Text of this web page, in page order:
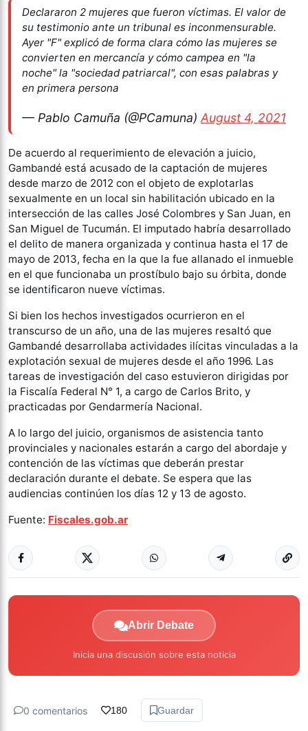
Declararon 2 mujeres que fueron víctimas. El valor de
su testimonio ante un tribunal es inconmensurable.
Ayer "F" explicó de forma clara cómo las mujeres se
convierten en mercancía y cómo campea en "la
noche" la "sociedad patriarcal", con esas palabras y
en primera persona
— Pablo Camuña (@PCamuna) August 4, 2021
De acuerdo al requerimiento de elevación a juicio,
Gambandé está acusado de la captación de mujeres
desde marzo de 2012 con el objeto de explotarlas
sexualmente en un local sin habilitación ubicado en la
intersección de las calles José Colombres y San Juan, en
San Miguel de Tucumán. El imputado habría desarrollado
el delito de manera organizada y continua hasta el 17 de
mayo de 2013, fecha en la que la fue allanado el inmueble
en el que funcionaba un prostíbulo bajo su órbita, donde
se identificaron nueve víctimas.
Si bien los hechos investigados ocurrieron en el
transcurso de un año, una de las mujeres resaltó que
Gambandé desarrollaba actividades ilícitas vinculadas a la
explotación sexual de mujeres desde el año 1996. Las
tareas de investigación del caso estuvieron dirigidas por
la Fiscalía Federal N° 1, a cargo de Carlos Brito, y
practicadas por Gendarmería Nacional.
A lo largo del juicio, organismos de asistencia tanto
provinciales y nacionales estarán a cargo del abordaje y
contención de las víctimas que deberán prestar
declaración durante el debate. Se espera que las
audiencias continúen los días 12 y 13 de agosto.
Fuente: Fiscales.gob.ar
Abrir Debate
Inicia una discusión sobre esta noticia
0 comentarios 180 Guardar